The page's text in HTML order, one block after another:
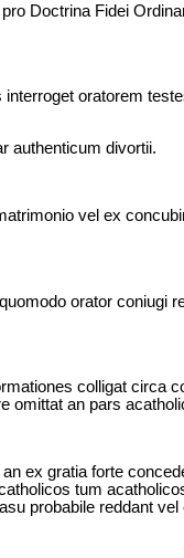
Doctrina Fidei
oratorem
authenticum divortii.
vel ex
orator coniugi
colligat circa
omittat an pars
ex gratia forte
tum
probabile reddant vel